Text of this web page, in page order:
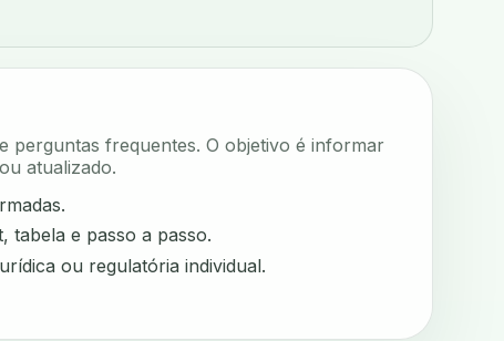
perguntas frequentes. O objetivo é informar
atualizado.
tabela e passo a passo.
ou regulatória individual.